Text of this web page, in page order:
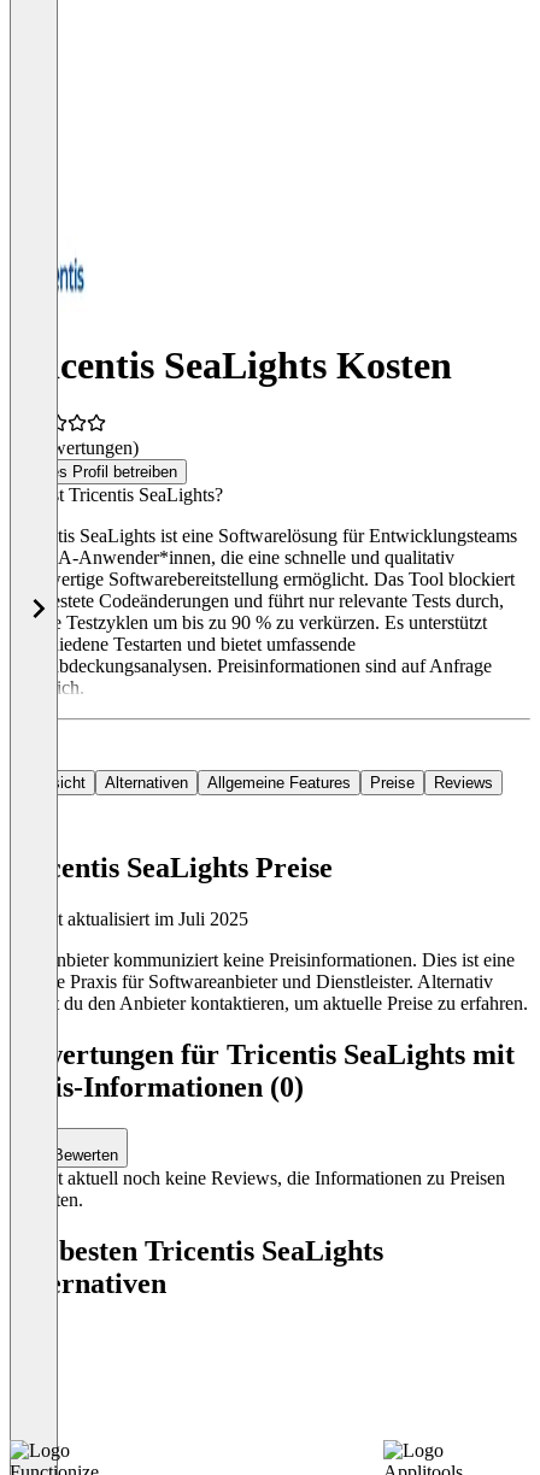
Tricentis SeaLights Kosten
(0 Bewertungen)
Dieses Profil betreiben
Was ist Tricentis SeaLights?
Tricentis SeaLights ist eine Softwarelösung für Entwicklungsteams
und QA-Anwender*innen, die eine schnelle und qualitativ
hochwertige Softwarebereitstellung ermöglicht. Das Tool blockiert
ungetestete Codeänderungen und führt nur relevante Tests durch,
um die Testzyklen um bis zu 90 % zu verkürzen. Es unterstützt
verschiedene Testarten und bietet umfassende
Codeabdeckungsanalysen. Preisinformationen sind auf Anfrage
erhältlich.
Übersicht Alternativen Allgemeine Features Preise Reviews
Tricentis SeaLights Preise
Zuletzt aktualisiert im Juli 2025
Der Anbieter kommuniziert keine Preisinformationen. Dies ist eine
übliche Praxis für Softwareanbieter und Dienstleister. Alternativ
kannst du den Anbieter kontaktieren, um aktuelle Preise zu erfahren.
Bewertungen für Tricentis SeaLights mit
Preis-Informationen (0)
Bewerten
Es gibt aktuell noch keine Reviews, die Informationen zu Preisen
enthalten.
Die besten Tricentis SeaLights
Alternativen